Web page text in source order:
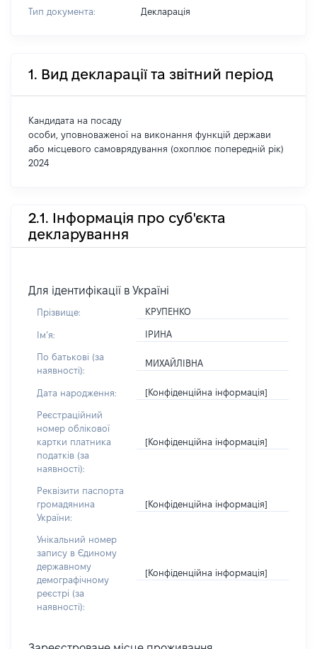
Тип документа: Декларація
1. Вид декларації та звітний період
Кандидата на посаду
особи, уповноваженої на виконання функцій держави
або місцевого самоврядування (охоплює попередній рік)
2024
2.1. Інформація про суб'єкта
декларування
Для ідентифікації в Україні
Прізвище: КРУПЕНКО
Імʼя: ІРИНА
По батькові (за
наявності):
МИХАЙЛІВНА
Дата народження: [Конфіденційна інформація]
Реєстраційний
номер облікової
картки платника
податків (за
наявності):
[Конфіденційна інформація]
Реквізити паспорта
громадянина
України:
[Конфіденційна інформація]
Унікальний номер
запису в Єдиному
державному
демографічному
реєстрі (за
наявності):
[Конфіденційна інформація]